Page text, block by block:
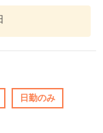
日勤のみ